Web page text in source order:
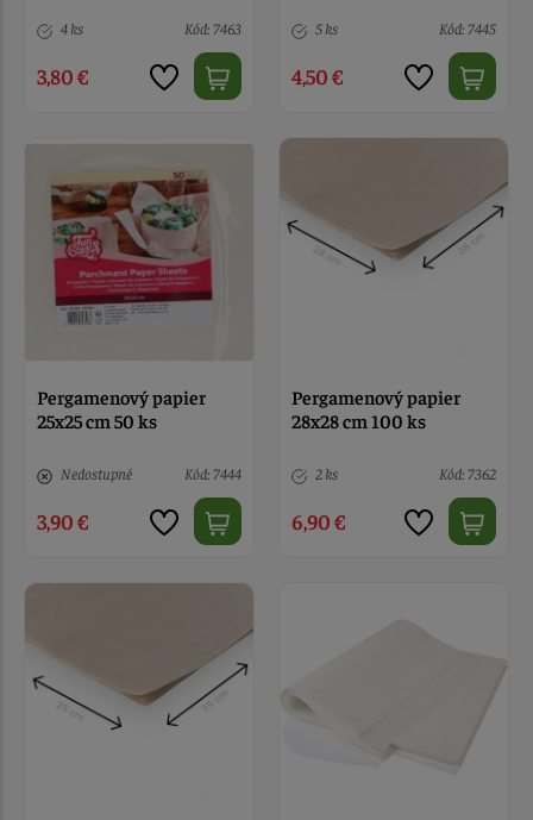
4 ks Kód: 7463
3,80 €
5 ks Kód: 7445
4,50 €
Pergamenový papier
25x25 cm 50 ks
Nedostupné Kód: 7444
3,90 €
Pergamenový papier
28x28 cm 100 ks
2 ks Kód: 7362
6,90 €